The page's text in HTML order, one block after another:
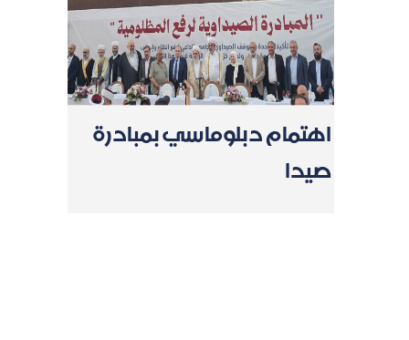
اهتمام دبلوماسي بمبادرة
صيدا